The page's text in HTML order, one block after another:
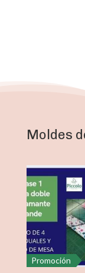
Moldes
Promoción